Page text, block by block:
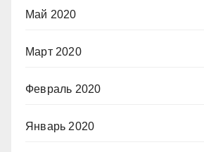
Май 2020
Март 2020
Февраль 2020
Январь 2020